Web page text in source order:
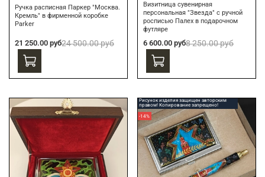
Ручка расписная Паркер "Москва.
Кремль" в фирменной коробке
Parker
21 250.00 руб24 500.00 руб
Визитница сувенирная
персональная "Звезда" с ручной
росписью Палех в подарочном
футляре
6 600.00 руб8 250.00 руб
Рисунок изделия защищен авторским
правом! Копирование запрещено!
-14%